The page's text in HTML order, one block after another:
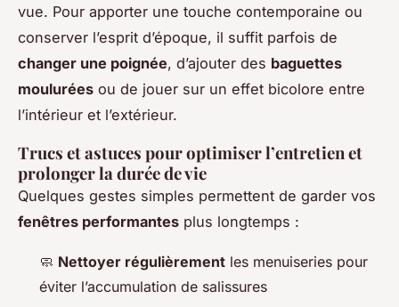
vue. Pour apporter une touche contemporaine ou
conserver l’esprit d’époque, il suffit parfois de
changer une poignée, d’ajouter des baguettes
moulurées ou de jouer sur un effet bicolore entre
l’intérieur et l’extérieur.
Trucs et astuces pour optimiser l’entretien et
prolonger la durée de vie
Quelques gestes simples permettent de garder vos
fenêtres performantes plus longtemps :
🧼 Nettoyer régulièrement les menuiseries pour
éviter l’accumulation de salissures